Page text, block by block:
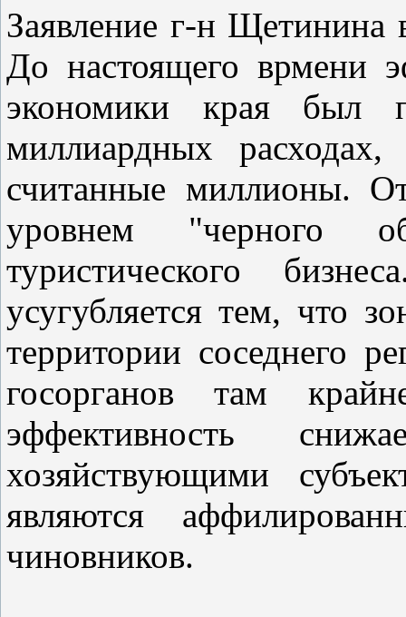
Заявление г-н Щетинина
До настоящего врмени
экономики края был
миллиардных
считанные миллионы.
уровнем "черного
туристического
усугубляется тем, что
территории соседнего
госорганов там
эффективность
хозяйствующими
являются
чиновников.